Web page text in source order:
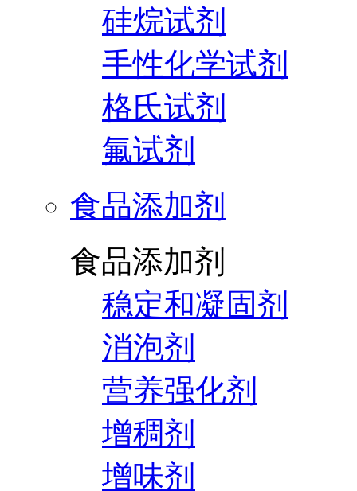
硅烷试剂
手性化学试剂
格氏试剂
氟试剂
食品添加剂
食品添加剂
稳定和凝固剂
消泡剂
营养强化剂
增稠剂
增味剂